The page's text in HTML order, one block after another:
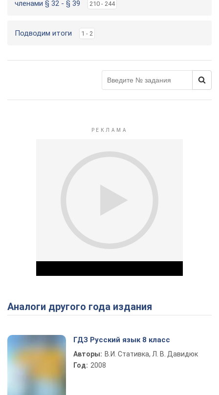
членами § 32 - § 39
210 - 244
Подводим итоги 1 - 2
Play Video
Аналоги другого года издания
ГДЗ Русский язык 8 класс
Авторы: В.И. Стативка, Л. В. Давидюк
Год: 2008